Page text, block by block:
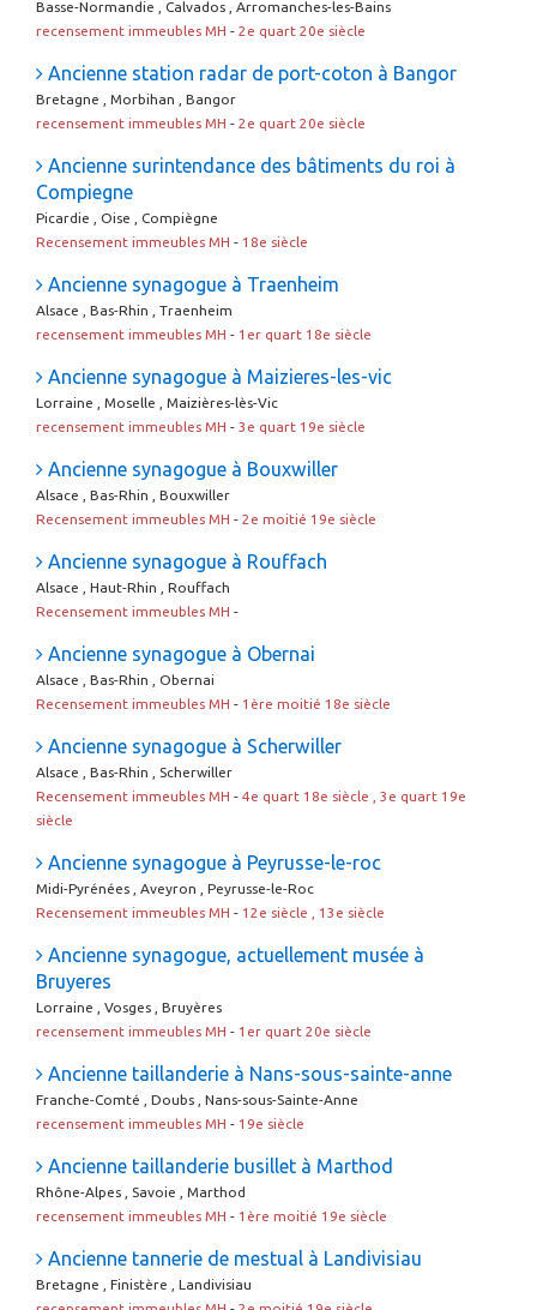
Basse-Normandie , Calvados , Arromanches-les-Bains
recensement immeubles MH - 2e quart 20e siècle
Ancienne station radar de port-coton à Bangor
Bretagne , Morbihan , Bangor
recensement immeubles MH - 2e quart 20e siècle
Ancienne surintendance des bâtiments du roi à
Compiegne
Picardie , Oise , Compiègne
Recensement immeubles MH - 18e siècle
Ancienne synagogue à Traenheim
Alsace , Bas-Rhin , Traenheim
recensement immeubles MH - 1er quart 18e siècle
Ancienne synagogue à Maizieres-les-vic
Lorraine , Moselle , Maizières-lès-Vic
recensement immeubles MH - 3e quart 19e siècle
Ancienne synagogue à Bouxwiller
Alsace , Bas-Rhin , Bouxwiller
Recensement immeubles MH - 2e moitié 19e siècle
Ancienne synagogue à Rouffach
Alsace , Haut-Rhin , Rouffach
Recensement immeubles MH -
Ancienne synagogue à Obernai
Alsace , Bas-Rhin , Obernai
Recensement immeubles MH - 1ère moitié 18e siècle
Ancienne synagogue à Scherwiller
Alsace , Bas-Rhin , Scherwiller
Recensement immeubles MH - 4e quart 18e siècle , 3e quart 19e
siècle
Ancienne synagogue à Peyrusse-le-roc
Midi-Pyrénées , Aveyron , Peyrusse-le-Roc
Recensement immeubles MH - 12e siècle , 13e siècle
Ancienne synagogue, actuellement musée à
Bruyeres
Lorraine , Vosges , Bruyères
recensement immeubles MH - 1er quart 20e siècle
Ancienne taillanderie à Nans-sous-sainte-anne
Franche-Comté , Doubs , Nans-sous-Sainte-Anne
recensement immeubles MH - 19e siècle
Ancienne taillanderie busillet à Marthod
Rhône-Alpes , Savoie , Marthod
recensement immeubles MH - 1ère moitié 19e siècle
Ancienne tannerie de mestual à Landivisiau
Bretagne , Finistère , Landivisiau